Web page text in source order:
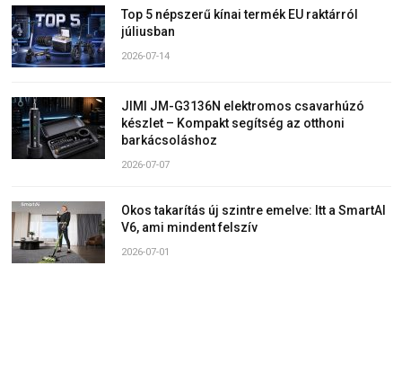
Top 5 népszerű kínai termék EU raktárról
júliusban
2026-07-14
JIMI JM-G3136N elektromos csavarhúzó
készlet – Kompakt segítség az otthoni
barkácsoláshoz
2026-07-07
Okos takarítás új szintre emelve: Itt a SmartAI
V6, ami mindent felszív
2026-07-01